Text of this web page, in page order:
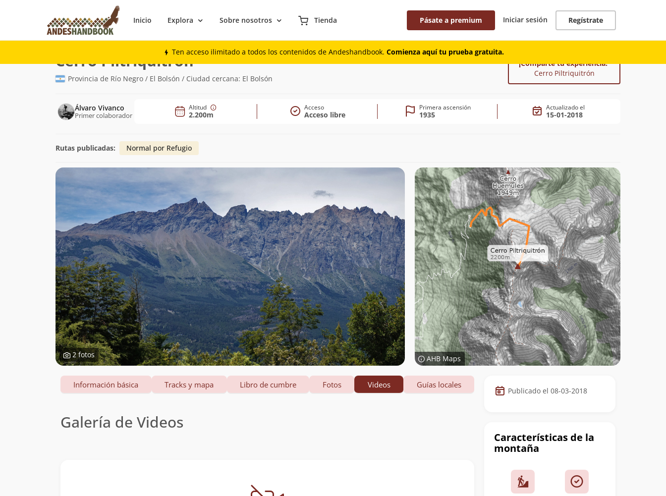
Inicio Explora Sobre nosotros Tienda Pásate a premium Iniciar sesión Regístrate
Ten acceso ilimitado a todos los contenidos de Andeshandbook. Comienza aquí tu prueba gratuita.
Montaña
Cerro Piltriquitrón(2.200m)
Provincia de Río Negro / El Bolsón / Ciudad cercana: El Bolsón
¡Comparte tu experiencia!
Cerro Piltriquitrón
Álvaro Vivanco
Primer colaborador
Altitud
2.200m
Acceso
Acceso libre
Primera ascensión
1935
Actualizado el
15-01-2018
Rutas publicadas: Normal por Refugio
2 fotos AHB Maps
Datos
de
cumbre
Publicado el 08-03-2018
Características de la
montaña
Información básica Tracks y mapa Libro de cumbre Fotos Videos Guías locales
Galería de Videos